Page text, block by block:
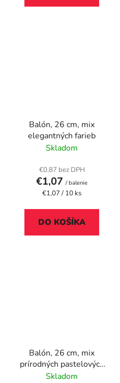
Balón, 26 cm, mix
elegantných farieb
Skladom
€0,87 bez DPH
€1,07 / balenie
Jednotková
€1,07 / 10 ks
DO KOŠÍKA
Balón, 26 cm, mix
prírodných pastelových
farieb
Skladom